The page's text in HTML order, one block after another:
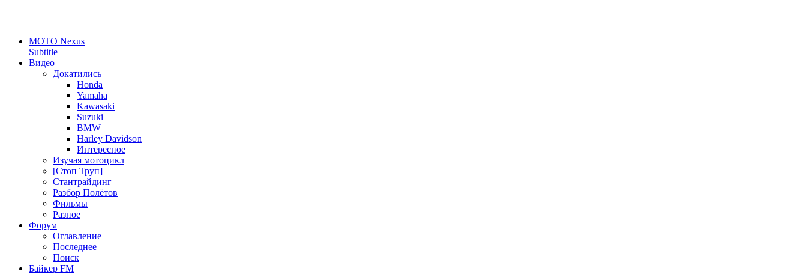
MOTO Nexus
Subtitle
Видео
Докатились
Honda
Yamaha
Kawasaki
Suzuki
BMW
Harley Davidson
Интересное
Изучая мотоцикл
[Стоп Труп]
Стантрайдинг
Разбор Полётов
Фильмы
Разное
Форум
Оглавление
Последнее
Поиск
Байкер FM